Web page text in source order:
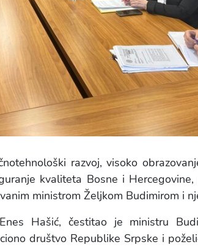
razvoj, visoko
kvaliteta Bosne i
ministrom Željkom Budimirom i
Hašić, čestitao je ministru
društvo Republike Srpske i